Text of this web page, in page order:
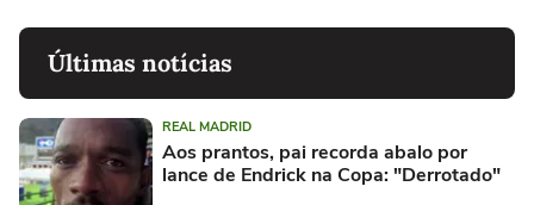
Últimas notícias
REAL MADRID
Aos prantos, pai recorda abalo por
lance de Endrick na Copa: "Derrotado"